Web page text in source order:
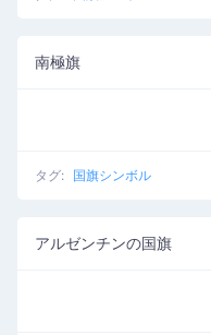
南極旗
タグ: 国旗シンボル
アルゼンチンの国旗